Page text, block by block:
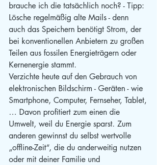
brauche ich die tatsächlich noch? - Tipp:
Lösche regelmäßig alte Mails - denn
auch das Speichern benötigt Strom, der
bei konventionellen Anbietern zu großen
Teilen aus fossilen Energieträgern oder
Kernenergie stammt.
Verzichte heute auf den Gebrauch von
elektronischen Bildschirm - Geräten - wie
Smartphone, Computer, Fernseher, Tablet,
… Davon profitiert zum einen die
Umwelt, weil du Energie sparst. Zum
anderen gewinnst du selbst wertvolle
„offline-Zeit“, die du anderweitig nutzen
oder mit deiner Familie und